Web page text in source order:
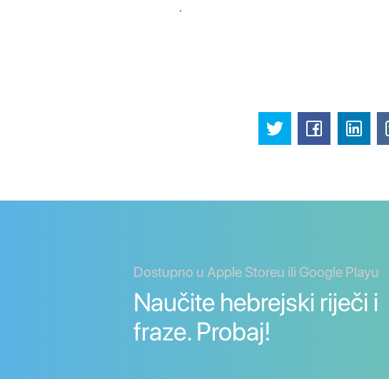
.
Dostupno u Apple Storeu ili Google Playu
Naučite hebrejski riječi i
fraze. Probaj!